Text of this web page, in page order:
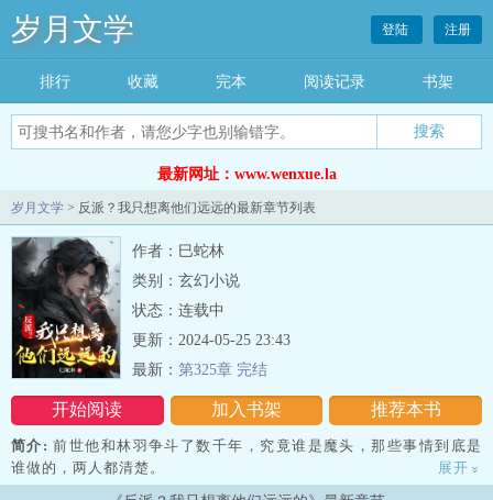
岁月文学 登陆 注册
排行 收藏 完本 阅读记录 书架
最新网址：www.wenxue.la
岁月文学 > 反派？我只想离他们远远的最新章节列表
作者：巳蛇林
类别：玄幻小说
状态：连载中
开始阅读 加入书架 推荐本书
更新：2024-05-25 23:43
最新： 第325章 完结
简介: 前世他和林羽争斗了数千年，究竟谁是魔头，那些事情到底是
谁做的，两人都清楚。
展开 »